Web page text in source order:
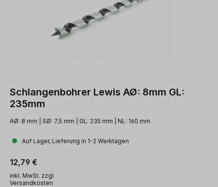
Schlangenbohrer Lewis AØ: 8mm GL:
235mm
AØ: 8 mm | SØ: 7,5 mm | GL: 235 mm | NL: 160 mm
Auf Lager, Lieferung in 1-2 Werktagen
Regulärer Preis:
12,79 €
inkl. MwSt. zzgl.
Versandkosten